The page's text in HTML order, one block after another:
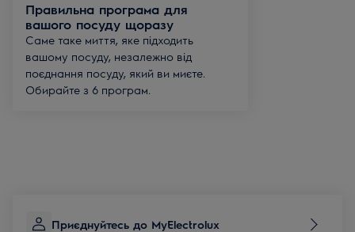
Правильна програма для
вашого посуду щоразу
Саме таке миття, яке підходить
вашому посуду, незалежно від
поєднання посуду, який ви миєте.
Обирайте з 6 програм.
Приєднуйтесь до MyElectrolux